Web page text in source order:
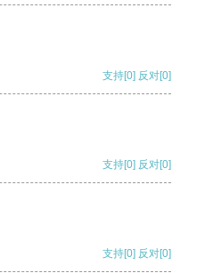
支持[0] 反对[0]
支持[0] 反对[0]
支持[0] 反对[0]